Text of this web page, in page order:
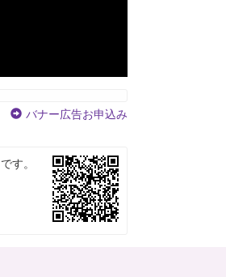
バナー広告お申込み
す。